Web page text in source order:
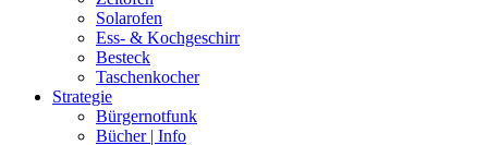
Solarofen
Ess- & Kochgeschirr
Besteck
Taschenkocher
Strategie
Bürgernotfunk
Bücher | Info